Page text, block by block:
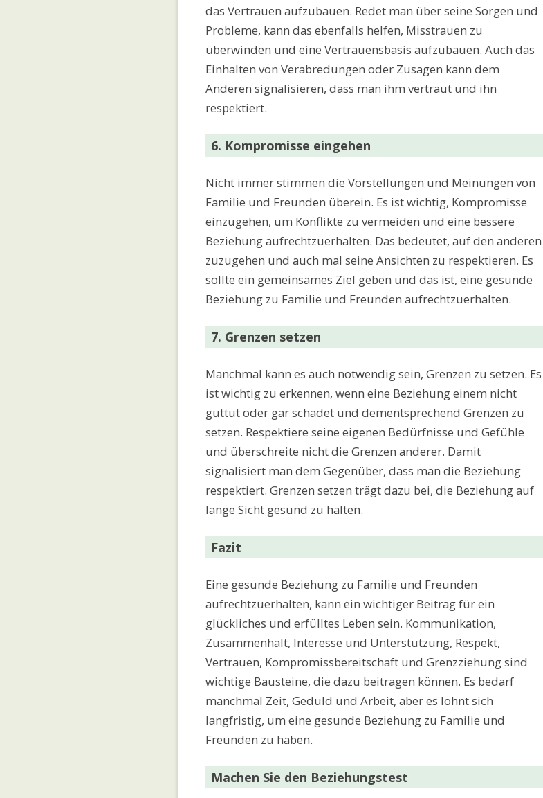
das Vertrauen aufzubauen. Redet man über seine Sorgen und
Probleme, kann das ebenfalls helfen, Misstrauen zu
überwinden und eine Vertrauensbasis aufzubauen. Auch das
Einhalten von Verabredungen oder Zusagen kann dem
Anderen signalisieren, dass man ihm vertraut und ihn
respektiert.
6. Kompromisse eingehen
Nicht immer stimmen die Vorstellungen und Meinungen von
Familie und Freunden überein. Es ist wichtig, Kompromisse
einzugehen, um Konflikte zu vermeiden und eine bessere
Beziehung aufrechtzuerhalten. Das bedeutet, auf den anderen
zuzugehen und auch mal seine Ansichten zu respektieren. Es
sollte ein gemeinsames Ziel geben und das ist, eine gesunde
Beziehung zu Familie und Freunden aufrechtzuerhalten.
7. Grenzen setzen
Manchmal kann es auch notwendig sein, Grenzen zu setzen. Es
ist wichtig zu erkennen, wenn eine Beziehung einem nicht
guttut oder gar schadet und dementsprechend Grenzen zu
setzen. Respektiere seine eigenen Bedürfnisse und Gefühle
und überschreite nicht die Grenzen anderer. Damit
signalisiert man dem Gegenüber, dass man die Beziehung
respektiert. Grenzen setzen trägt dazu bei, die Beziehung auf
lange Sicht gesund zu halten.
Fazit
Eine gesunde Beziehung zu Familie und Freunden
aufrechtzuerhalten, kann ein wichtiger Beitrag für ein
glückliches und erfülltes Leben sein. Kommunikation,
Zusammenhalt, Interesse und Unterstützung, Respekt,
Vertrauen, Kompromissbereitschaft und Grenzziehung sind
wichtige Bausteine, die dazu beitragen können. Es bedarf
manchmal Zeit, Geduld und Arbeit, aber es lohnt sich
langfristig, um eine gesunde Beziehung zu Familie und
Freunden zu haben.
Machen Sie den Beziehungstest